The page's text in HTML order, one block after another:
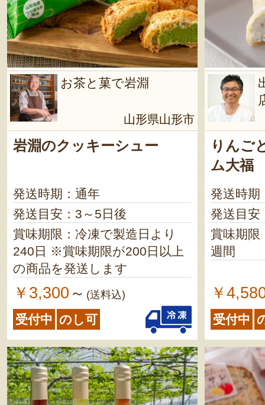
お茶と菓で岩淵
山形県山形市
岩淵のクッキーシュー
発送時期：通年
発送目安：3～5日後
賞味期限：冷凍で製造日より
240日 ※賞味期限が200日以上
の商品を発送します
￥3,300 ～ (送料込)
受付中 のし可
りんご
ム大福
発送時期
発送目安
賞味期限
週間
￥
受付中